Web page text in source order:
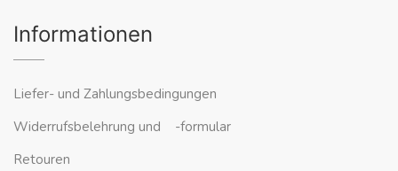
Informationen
Liefer- und Zahlungsbedingungen
Widerrufsbelehrung und -formular
Retouren